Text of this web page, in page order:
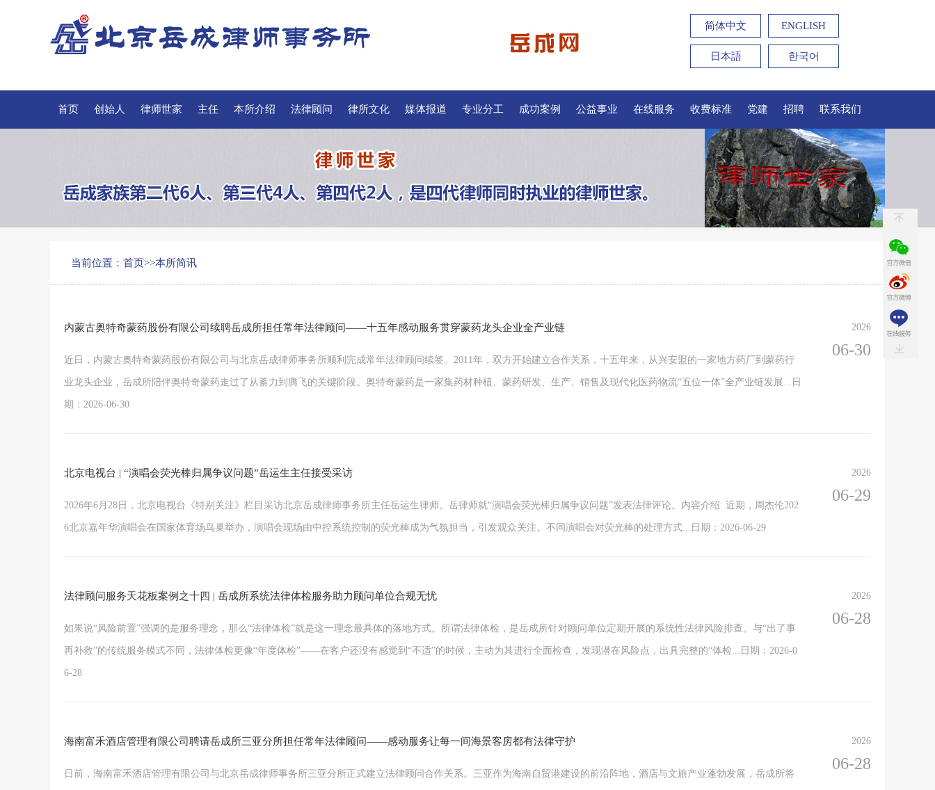
简体中文 ENGLISH
日本語 한국어
首页 创始人 律师世家 主任 本所介绍 法律顾问 律所文化 媒体报道 专业分工 成功案例 公益事业 在线服务 收费标准 党建 招聘 联系我们
当前位置： 首页>>本所简讯
内蒙古奥特奇蒙药股份有限公司续聘岳成所担任常年法律顾问——十五年感动服务贯穿蒙药龙头企业全产业链
近日，内蒙古奥特奇蒙药股份有限公司与北京岳成律师事务所顺利完成常年法律顾问续签。2011年，双方开始建立合作关系，十五年来，从兴安盟的一家地方药厂到蒙药行
业龙头企业，岳成所陪伴奥特奇蒙药走过了从蓄力到腾飞的关键阶段。奥特奇蒙药是一家集药材种植、蒙药研发、生产、销售及现代化医药物流“五位一体”全产业链发展...日
期：2026-06-30
2026
06-30
北京电视台 | “演唱会荧光棒归属争议问题”岳运生主任接受采访
2026年6月28日，北京电视台《特别关注》栏目采访北京岳成律师事务所主任岳运生律师。岳律师就“演唱会荧光棒归属争议问题”发表法律评论。内容介绍: 近期，周杰伦202
6北京嘉年华演唱会在国家体育场鸟巢举办，演唱会现场由中控系统控制的荧光棒成为气氛担当，引发观众关注。不同演唱会对荧光棒的处理方式...日期：2026-06-29
2026
06-29
法律顾问服务天花板案例之十四 | 岳成所系统法律体检服务助力顾问单位合规无忧
如果说“风险前置”强调的是服务理念，那么“法律体检”就是这一理念最具体的落地方式。所谓法律体检，是岳成所针对顾问单位定期开展的系统性法律风险排查。与“出了事
再补救”的传统服务模式不同，法律体检更像“年度体检”——在客户还没有感觉到“不适”的时候，主动为其进行全面检查，发现潜在风险点，出具完整的“体检...日期：2026-0
6-28
2026
06-28
海南富禾酒店管理有限公司聘请岳成所三亚分所担任常年法律顾问——感动服务让每一间海景客房都有法律守护
日前，海南富禾酒店管理有限公司与北京岳成律师事务所三亚分所正式建立法律顾问合作关系。三亚作为海南自贸港建设的前沿阵地，酒店与文旅产业蓬勃发展，岳成所将
2026
06-28